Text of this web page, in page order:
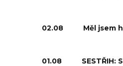
02.08 Měl jsem
01.08 SESTŘIH: